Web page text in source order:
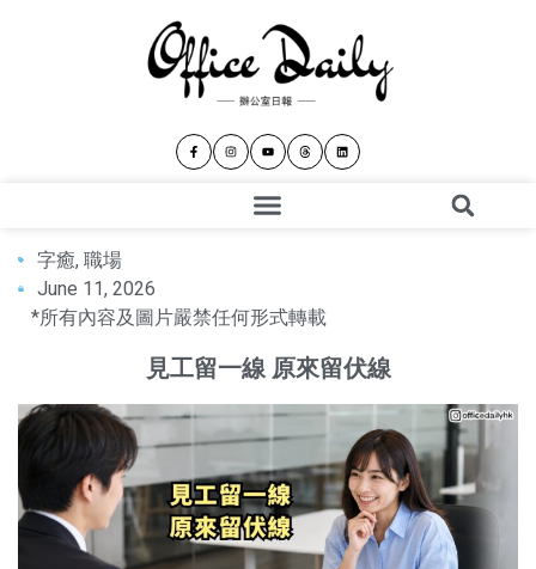
字癒, 職場
June 11, 2026
*所有內容及圖片嚴禁任何形式轉載
見工留一線 原來留伏線